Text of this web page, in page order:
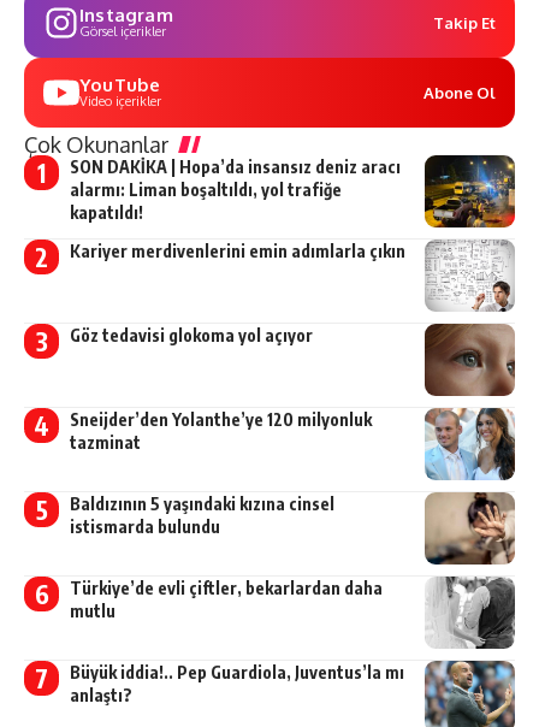
Instagram
Görsel içerikler Takip Et
YouTube
Video içerikler Abone Ol
Çok Okunanlar
SON DAKİKA | Hopa’da insansız deniz aracı
alarmı: Liman boşaltıldı, yol trafiğe
kapatıldı!
Kariyer merdivenlerini emin adımlarla çıkın
Göz tedavisi glokoma yol açıyor
Sneijder’den Yolanthe’ye 120 milyonluk
tazminat
Baldızının 5 yaşındaki kızına cinsel
istismarda bulundu
Türkiye’de evli çiftler, bekarlardan daha
mutlu
Büyük iddia!.. Pep Guardiola, Juventus’la mı
anlaştı?